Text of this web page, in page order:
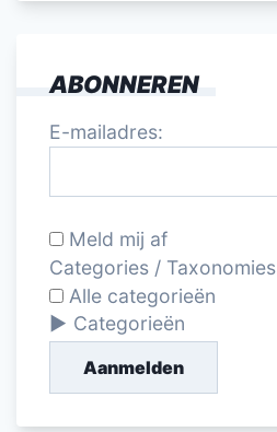
ABONNEREN
E-mailadres:
Meld mij af
Categories / Taxonomies
Alle categorieën
Categorieën
Aanmelden